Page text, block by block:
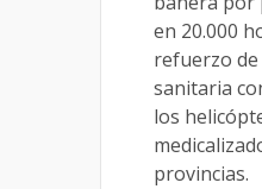
en 20.000
refuerzo
sanitaria
los
provincias.